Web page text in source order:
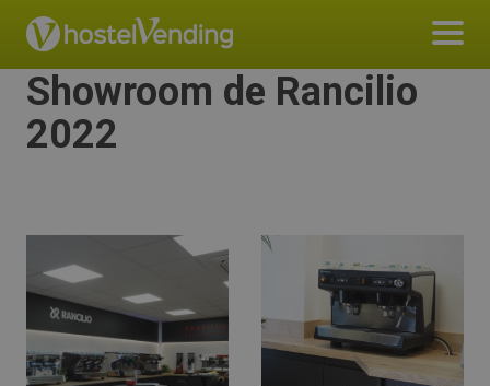
Showroom de Rancilio
2022